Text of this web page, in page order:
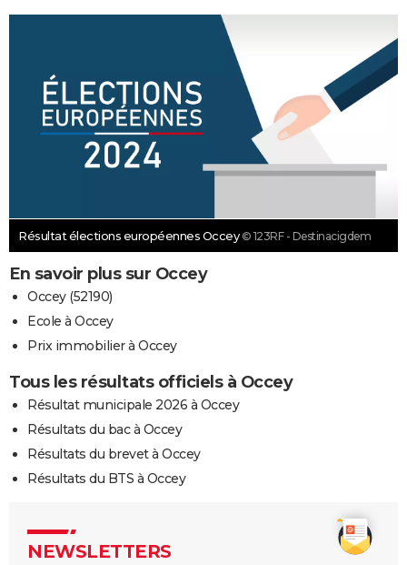
Résultat élections européennes Occey © 123RF - Destinacigdem
En savoir plus sur Occey
Occey (52190)
Ecole à Occey
Prix immobilier à Occey
Tous les résultats officiels à Occey
Résultat municipale 2026 à Occey
Résultats du bac à Occey
Résultats du brevet à Occey
Résultats du BTS à Occey
NEWSLETTERS